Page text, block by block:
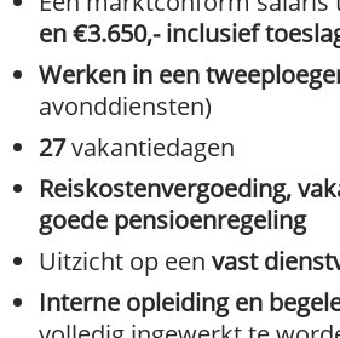
en€3.650,- inclusief
Werken in een
avonddiensten)
27vakantiedagen
Reiskostenvergoeding,
goede pensioenregeling
Uitzicht op een vast
Interne opleiding en